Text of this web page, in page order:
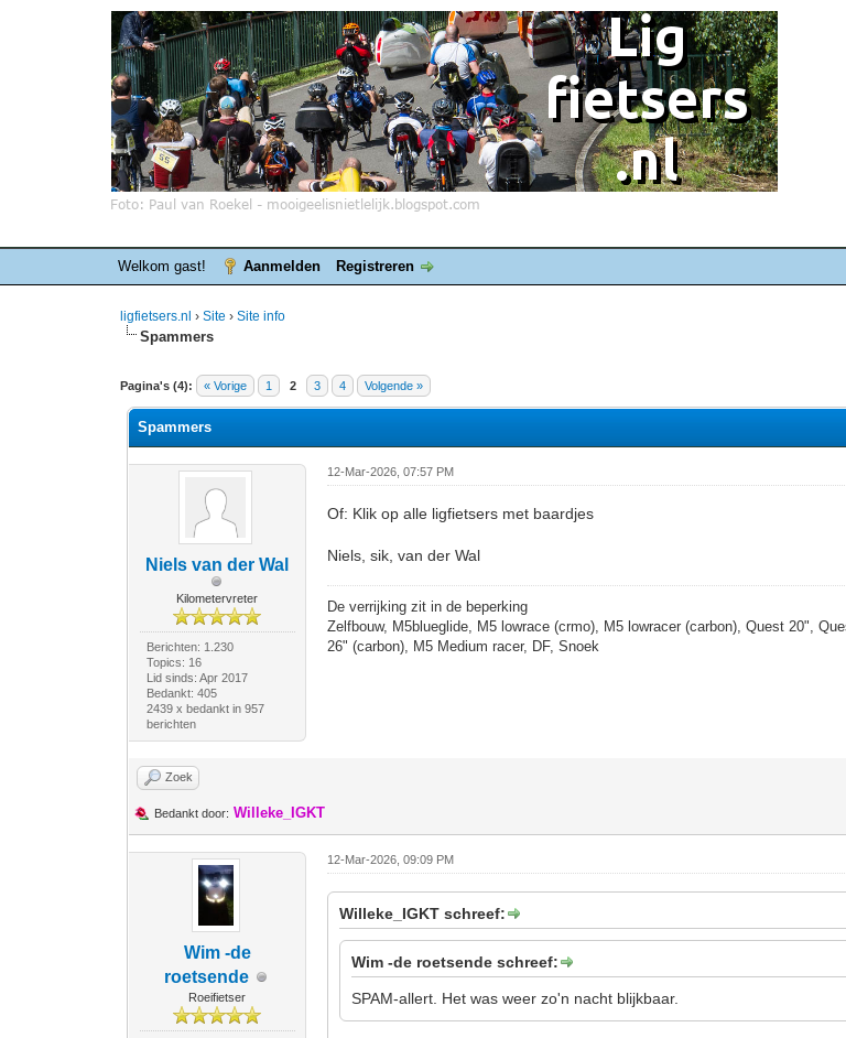
Welkom gast! Aanmelden Registreren
ligfietsers.nl ›Site›Site info
Spammers
Pagina's (4): « Vorige 1 2 3 4 Volgende »
0 stemmen - gemiddelde waardering is 0
1
2
3
4
5
Spammers
Niels van der Wal
Kilometervreter
Berichten: 1.230
Topics: 16
Lid sinds: Apr 2017
Bedankt: 405
2439 x bedankt in 957
berichten
12-Mar-2026, 07:57 PM
Of: Klik op alle ligfietsers met baardjes
Niels, sik, van der Wal
De verrijking zit in de beperking
Zelfbouw, M5blueglide, M5 lowrace (crmo), M5 lowracer (carbon), Quest 20",
26" (carbon), M5 Medium racer, DF, Snoek
Zoek
Bedankt door: Willeke_IGKT
Wim -de
roetsende
Roeifietser
12-Mar-2026, 09:09 PM
Willeke_IGKT schreef:
Wim -de roetsende schreef:
SPAM-allert. Het was weer zo'n nacht blijkbaar.